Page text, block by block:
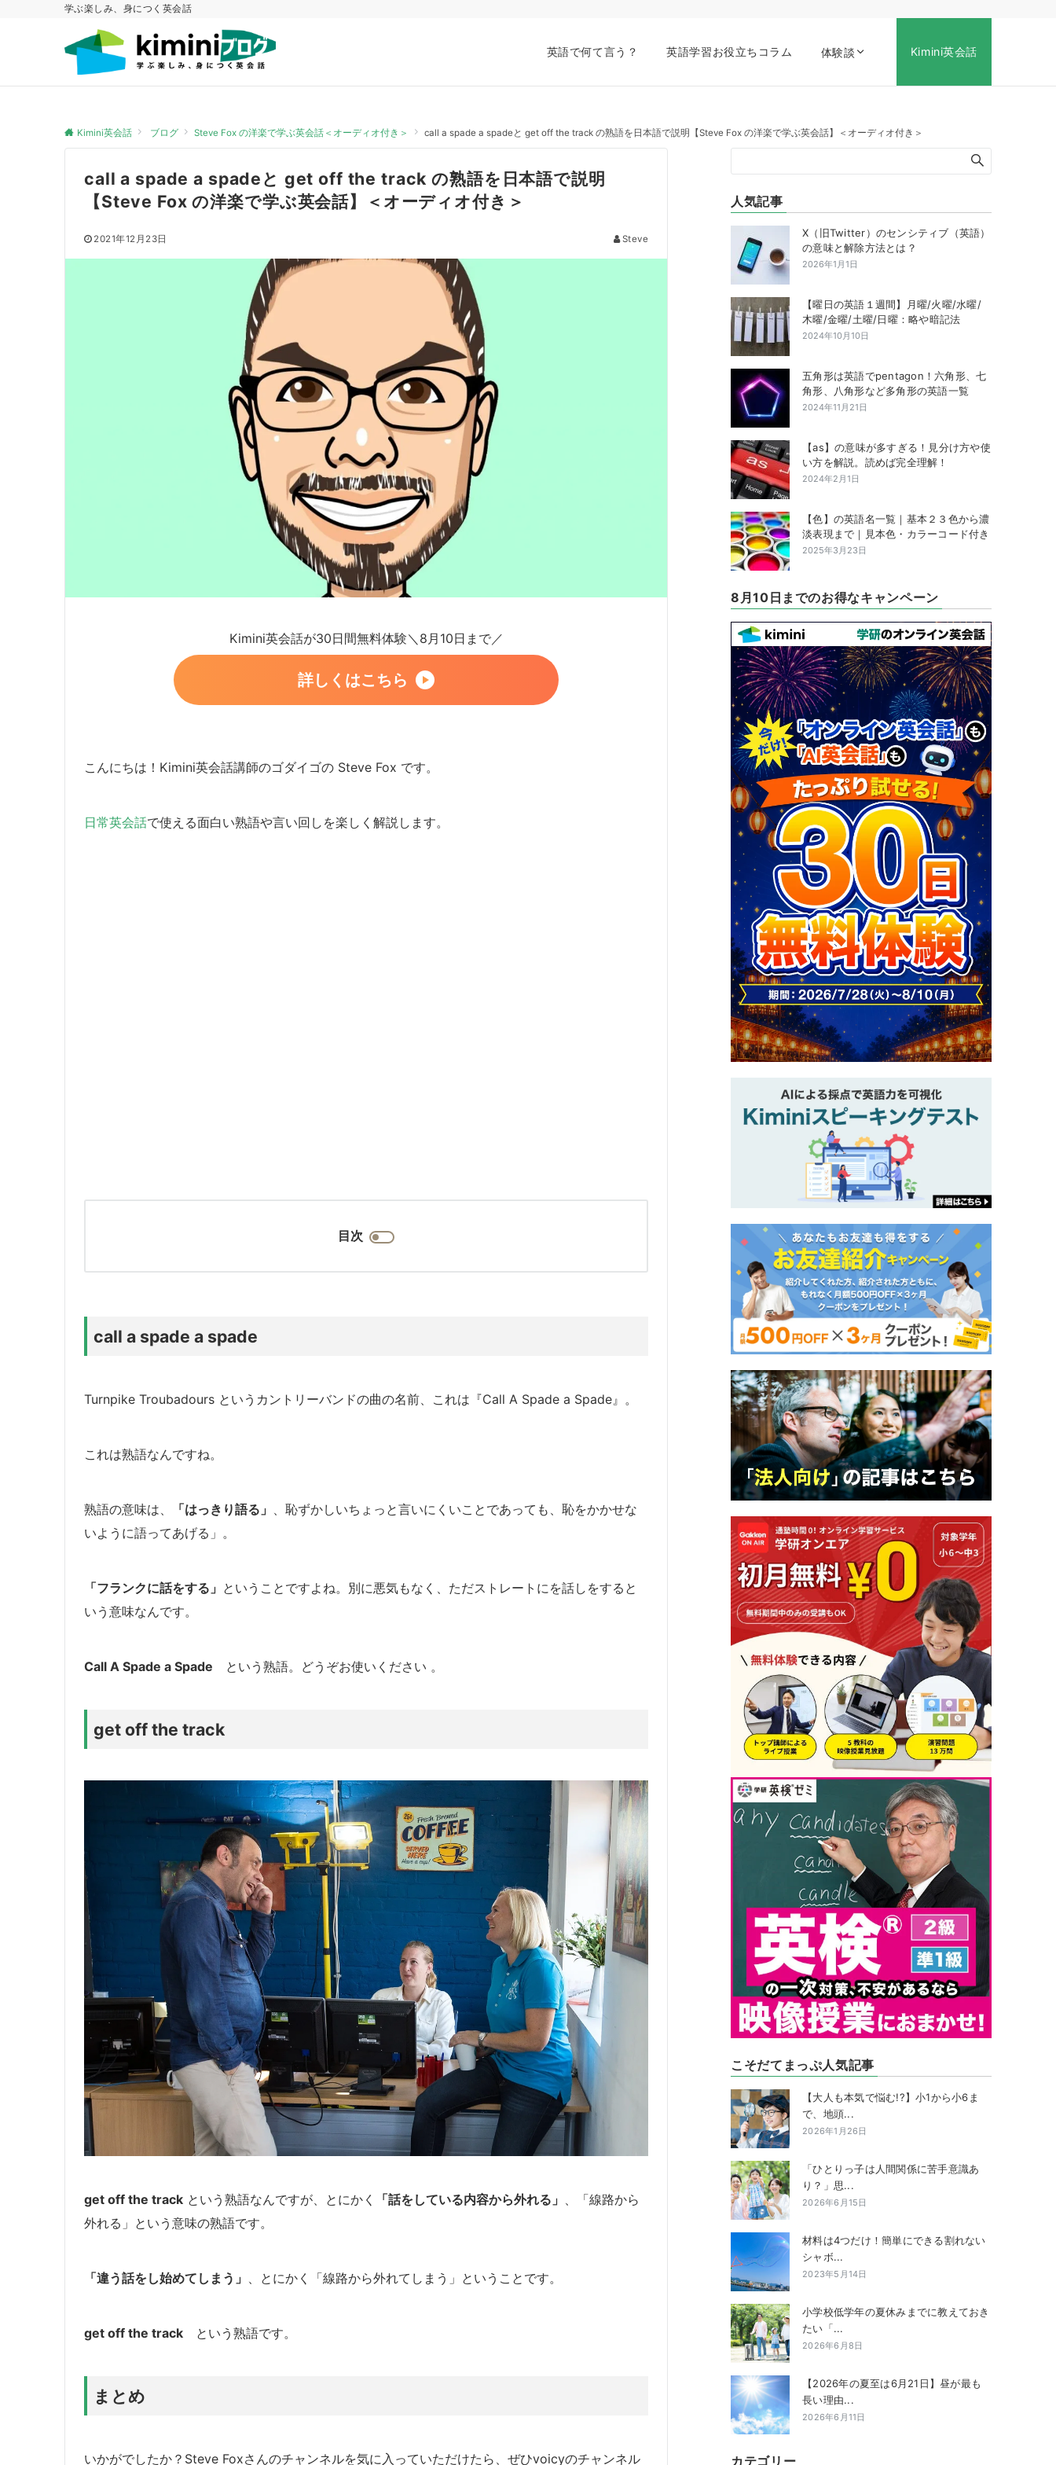
学ぶ楽しみ、身につく英会話
英語で何て言う？ 英語学習お役立ちコラム 体験談 Kimini英会話
Kimini英会話 ブログ Steve Fox の洋楽で学ぶ英会話＜オーディオ付き＞ call a spade a spadeと get off the track の熟語を日本語で説明【Steve Fox の洋楽で学ぶ英会話】＜オーディオ付き＞
call a spade a spadeと get off the track の熟語を日本語で説明
【Steve Fox の洋楽で学ぶ英会話】＜オーディオ付き＞
2021年12月23日 Steve
Kimini英会話が30日間無料体験＼8月10日まで／
詳しくはこちら
こんにちは！Kimini英会話講師のゴダイゴの Steve Fox です。
日常英会話で使える面白い熟語や言い回しを楽しく解説します。
目次
call a spade a spade
Turnpike Troubadours というカントリーバンドの曲の名前、 これは『Call A Spade a Spade』。
これは熟語なんですね。
熟語の意味は、 「はっきり語る」
恥ずかしいちょっと言いにくいことであっても、恥をかかせな
いように語ってあげる」。
「フランクに話をする」 ということですよね。 別に悪気もなく、ただストレートにを話しをすると
いう意味なんです。
Call A Spade a Spade という熟語。どうぞお使いください 。
get off the track
get off the track という熟語なんですが、 とにかく 「話をしている内容から外れる」 、「線路から
外れる」という意味の熟語です。
「違う話をし始めてしまう」 、とにかく「線路から外れてしまう」ということです。
get off the track という熟語です。
まとめ
いかがでしたか？Steve Foxさんのチャンネルを気に入っていただけたら、ぜひvoicyのチャンネル
人気記事
X（旧Twitter）のセンシティブ（英語）
の意味と解除方法とは？
2026年1月1日
【曜日の英語１週間】月曜/火曜/水曜/
木曜/金曜/土曜/日曜：略や暗記法
2024年10月10日
五角形は英語でpentagon！六角形、七
角形、八角形など多角形の英語一覧
2024年11月21日
【as】の意味が多すぎる！見分け方や使
い方を解説。読めば完全理解！
2024年2月1日
【色】の英語名一覧｜基本２３色から濃
淡表現まで｜見本色・カラーコード付き
2025年3月23日
8月10日までのお得なキャンペーン
こそだてまっぷ人気記事
【大人も本気で悩む!?】小1から小6ま
で、地頭...
2026年1月26日
「ひとりっ子は人間関係に苦手意識あ
り？」思...
2026年6月15日
材料は4つだけ！簡単にできる割れない
シャボ...
2023年5月14日
小学校低学年の夏休みまでに教えておき
たい「...
2026年6月8日
【2026年の夏至は6月21日】昼が最も
長い理由...
2026年6月11日
カテゴリー